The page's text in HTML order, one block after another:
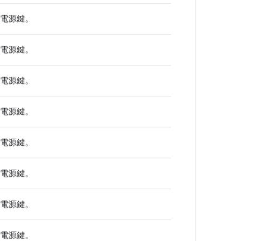
電源鍵。
電源鍵。
電源鍵。
電源鍵。
電源鍵。
電源鍵。
電源鍵。
電源鍵。